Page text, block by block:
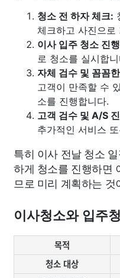
청소 전 하자 체크:
체크하고 사진으로
이사 입주 청소 진
로 청소를 실시합
자체 검수 및 꼼꼼
고객이 만족할 수
소를 진행합니다.
고객 검수 및 A/S
추가적인 서비스
특히 이사 전날 청소
하게 청소를 진행하면
므로 미리 계획하는 것
이사청소와 입주
목적
청소 대상